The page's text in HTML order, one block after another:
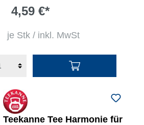
4,59 €*
je Stk / inkl. MwSt
Teekanne Tee Harmonie für